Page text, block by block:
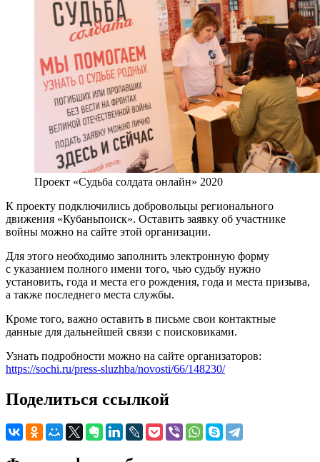
Проект «Судьба солдата онлайн» 2020
К проекту подключились добровольцы регионального
движения «Кубаньпоиск». Оставить заявку об участнике
войны можно на сайте этой организации.
Для этого необходимо заполнить электронную форму
с указанием полного имени того, чью судьбу нужно
установить, года и места его рождения, года и места призыва,
а также последнего места службы.
Кроме того, важно оставить в письме свои контактные
данные для дальнейшей связи с поисковиками.
Узнать подробности можно на сайте организаторов:
https://sochi.ru/press-sluzhba/novosti/66/148230/
Поделиться ссылкой